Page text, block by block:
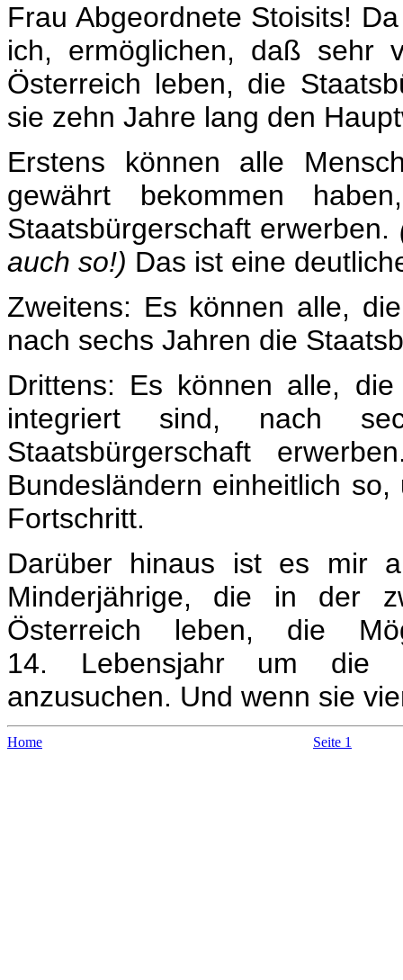
Frau Abgeordnete Stoisits!
ich, ermöglichen, daß sehr
Österreich leben, die
sie zehn Jahre lang den
Erstens können alle
gewährt bekommen
Staatsbürgerschaft erwerben.
auch so!) Das ist eine
Zweitens: Es können alle,
nach sechs Jahren die
Drittens: Es können alle,
integriert sind, nach
Staatsbürgerschaft
Bundesländern einheitlich
Fortschritt.
Darüber hinaus ist es mir
Minderjährige, die in der
Österreich leben, die
14. Lebensjahr um die
anzusuchen. Und wenn sie
Home Seite 1